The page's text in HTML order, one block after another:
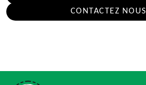
CONTACTEZ NOUS